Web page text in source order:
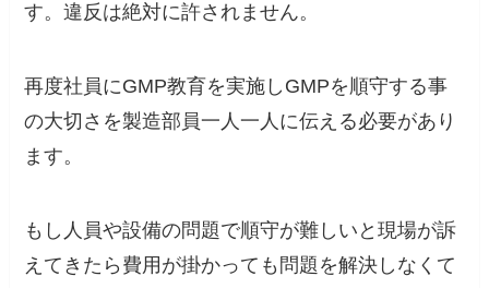
す。違反は絶対に許されません。
再度社員にGMP教育を実施しGMPを順守する事
の大切さを製造部員一人一人に伝える必要があり
ます。
もし人員や設備の問題で順守が難しいと現場が訴
えてきたら費用が掛かっても問題を解決しなくて